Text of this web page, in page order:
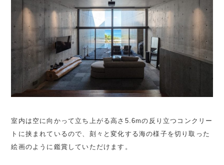
室内は空に向かって立ち上がる高さ5.6mの反り立つコンクリー
トに挟まれているので、刻々と変化する海の様子を切り取った
絵画のように鑑賞していただけます。